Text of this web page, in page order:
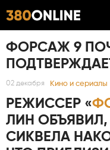
ФОРСАЖ 9
02 декабря Кино и сериалы
РЕЖИССЕР «
ЛИН
СИКВЕЛА